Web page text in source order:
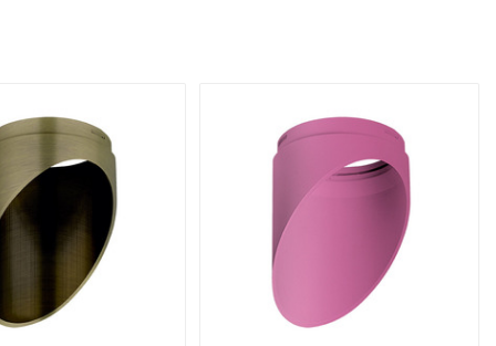
рублей), до подъезда;